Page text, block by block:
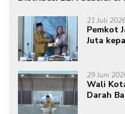
21 Juli
Pemkot
Juta
29 Juni
Wali
Darah